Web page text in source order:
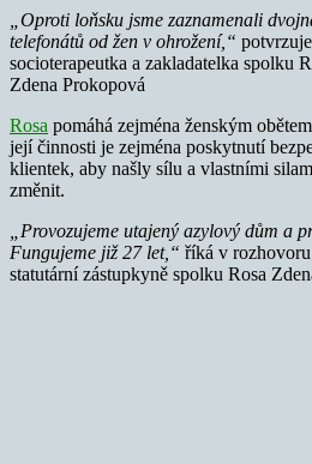
„Oproti loňsku jsme zaznamenali
telefonátů od žen v ohrožení,“
socioterapeutka a zakladatelka spolku
Zdena Prokopová
Rosa pomáhá zejména ženským
její činnosti je zejména poskytnutí
klientek, aby našly sílu a vlastními
změnit.
„Provozujeme utajený azylový dům a
Fungujeme již 27 let,“ říká v
statutární zástupkyně spolku Rosa